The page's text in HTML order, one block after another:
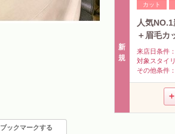
ブックマークする
新
規
カット
人気
＋眉毛カ
来店日条件：
対象スタイ
その他条件：